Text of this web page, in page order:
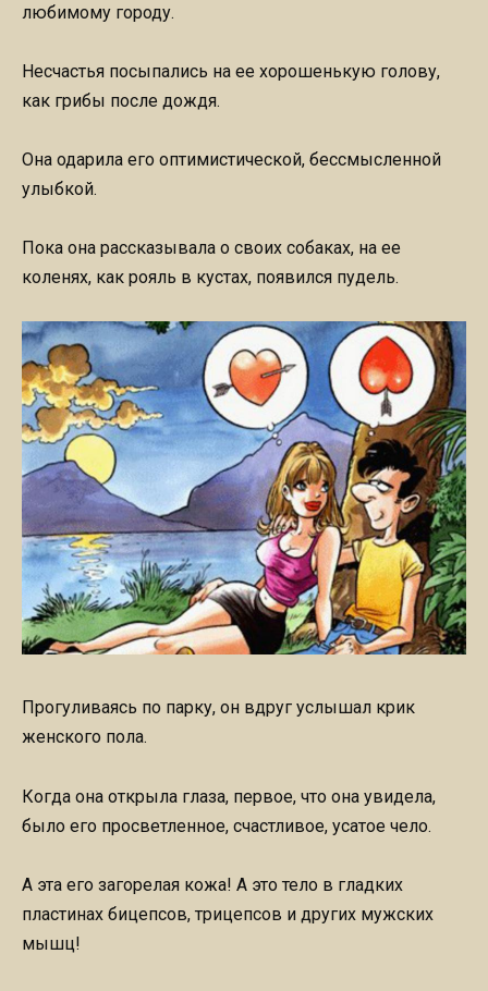
любимому городу.
Несчастья посыпались на ее хорошенькую голову,
как грибы после дождя.
Она одарила его оптимистической, бессмысленной
улыбкой.
Пока она рассказывала о своих собаках, на ее
коленях, как рояль в кустах, появился пудель.
Прогуливаясь по парку, он вдруг услышал крик
женского пола.
Когда она открыла глаза, первое, что она увидела,
было его просветленное, счастливое, усатое чело.
А эта его загорелая кожа! А это тело в гладких
пластинах бицепсов, трицепсов и других мужских
мышц!